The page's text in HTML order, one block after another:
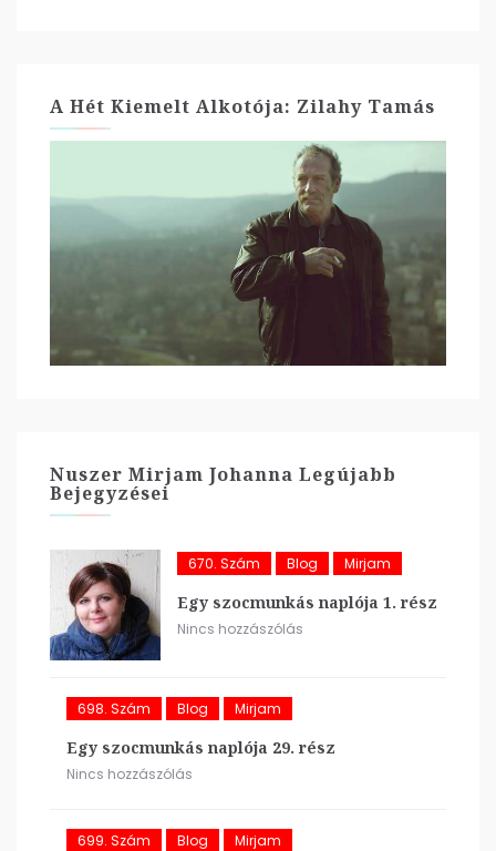
A Hét Kiemelt Alkotója: Zilahy Tamás
Nuszer Mirjam Johanna Legújabb
Bejegyzései
670. Szám Blog Mirjam
Egy szocmunkás naplója 1. rész
Nincs hozzászólás
698. Szám Blog Mirjam
Egy szocmunkás naplója 29. rész
Nincs hozzászólás
699. Szám Blog Mirjam